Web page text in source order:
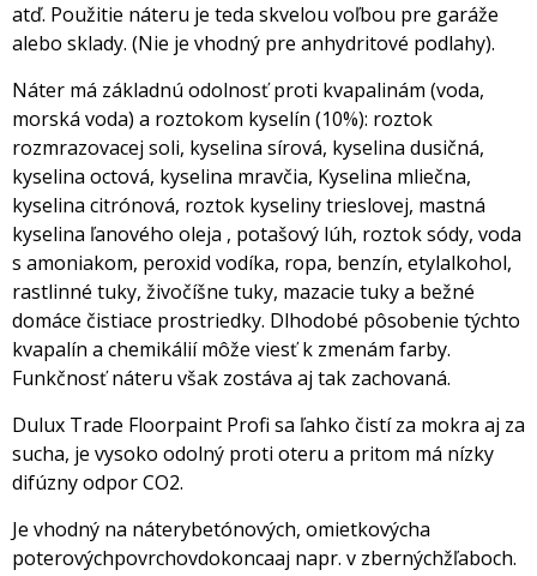
atď. Použitie náteru je teda skvelou voľbou pre garáže
alebo sklady. (Nie je vhodný pre anhydritové podlahy).
Náter má základnú odolnosť proti kvapalinám (voda,
morská voda) a roztokom kyselín (10%): roztok
rozmrazovacej soli, kyselina sírová, kyselina dusičná,
kyselina octová, kyselina mravčia, Kyselina mliečna,
kyselina citrónová, roztok kyseliny trieslovej, mastná
kyselina ľanového oleja , potašový lúh, roztok sódy, voda
s amoniakom, peroxid vodíka, ropa, benzín, etylalkohol,
rastlinné tuky, živočíšne tuky, mazacie tuky a bežné
domáce čistiace prostriedky. Dlhodobé pôsobenie týchto
kvapalín a chemikálií môže viesť k zmenám farby.
Funkčnosť náteru však zostáva aj tak zachovaná.
Dulux Trade Floorpaint Profi sa ľahko čistí za mokra aj za
sucha, je vysoko odolný proti oteru a pritom má nízky
difúzny odpor CO2.
Je vhodný na náterybetónových, omietkovýcha
poterovýchpovrchovdokoncaaj napr. v zbernýchžľaboch.